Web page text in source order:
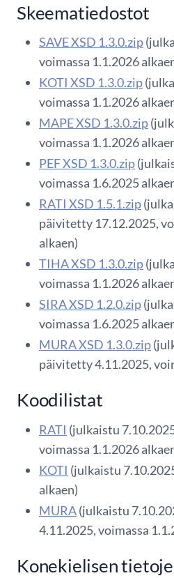
Skeematiedostot
SAVE XSD 1.3.0.zip
voimassa 1.1.2026
KOTI XSD 1.3.0.zip
voimassa 1.1.2026
MAPE XSD 1.3.0.zip
voimassa 1.1.2026
PEF XSD 1.3.0.zip
voimassa 1.6.2025
RATI XSD 1.5.1.zip
päivitetty 17.12.2025,
alkaen)
TIHA XSD 1.3.0.zip
voimassa 1.1.2026
SIRA XSD 1.2.0.zip
voimassa 1.6.2025
MURA XSD 1.3.0.zip
päivitetty 4.11.2025,
Koodilistat
RATI (julkaistu
voimassa 1.1.2026
KOTI (julkaistu
alkaen)
MURA(julkaistu
4.11.2025, voimassa
Konekielisen